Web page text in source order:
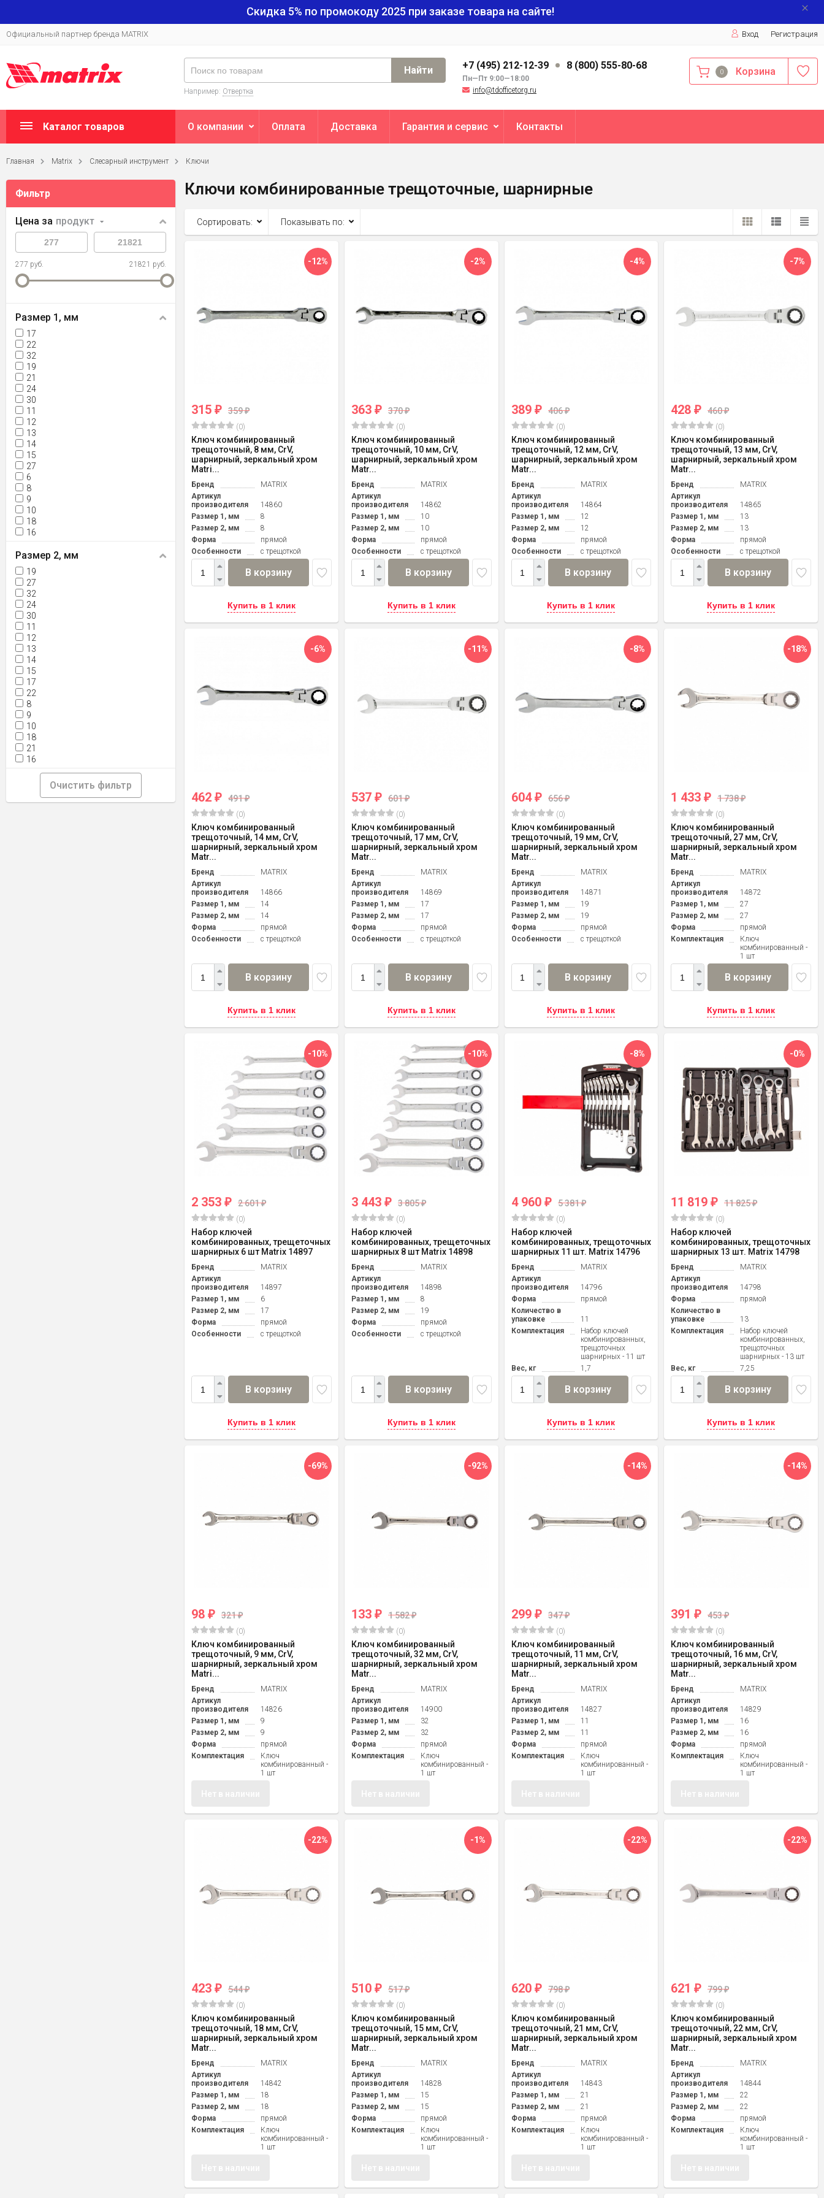
Скидка 5% по промокоду 2025 при заказе товара на сайте!
Официальный партнер бренда MATRIX Вход Регистрация
+7 (495) 212-12-39 8 (800) 555-80-68
Пн—Пт 9:00—18:00
info@tdofficetorg.ru
Найти
Например: Отвертка
0 Корзина
Каталог товаров О компании Оплата Доставка Гарантия и сервис Контакты
Главная Matrix Слесарный инструмент Ключи
Фильтр
Цена за продукт
277 руб. 21821 руб.
Размер 1, мм
17
22
32
19
21
24
30
11
12
13
14
15
27
6
8
9
10
18
16
Размер 2, мм
19
27
32
24
30
11
12
13
14
15
17
22
8
9
10
18
21
16
Очистить фильтр
Ключи комбинированные трещоточные, шарнирные
Сортировать: Показывать по:
-12%
315₽ 359₽
(0)
Ключ комбинированный
трещоточный, 8 мм, CrV,
шарнирный, зеркальный хром
Matri...
Бренд
MATRIX
Артикул
производителя
14860
Размер 1, мм
8
Размер 2, мм
8
Форма
прямой
Особенности
с трещоткой
В корзину
Купить в 1 клик
-2%
363 ₽ 370₽
(0)
Ключ комбинированный
трещоточный, 10 мм, CrV,
шарнирный, зеркальный хром
Matr...
Бренд
MATRIX
Артикул
производителя
14862
Размер 1, мм
10
Размер 2, мм
10
Форма
прямой
Особенности
с трещоткой
В корзину
Купить в 1 клик
-4%
389 ₽ 406₽
(0)
Ключ комбинированный
трещоточный, 12 мм, CrV,
шарнирный, зеркальный хром
Matr...
Бренд
MATRIX
Артикул
производителя
14864
Размер 1, мм
12
Размер 2, мм
12
Форма
прямой
Особенности
с трещоткой
В корзину
Купить в 1 клик
-7%
428₽ 460₽
(0)
Ключ комбинированный
трещоточный, 13 мм, CrV,
шарнирный, зеркальный хром
Matr...
Бренд
MATRIX
Артикул
производителя
14865
Размер 1, мм
13
Размер 2, мм
13
Форма
прямой
Особенности
с трещоткой
В корзину
Купить в 1 клик
-6%
462₽ 491₽
(0)
Ключ комбинированный
трещоточный, 14 мм, CrV,
шарнирный, зеркальный хром
Matr...
Бренд
MATRIX
Артикул
производителя
14866
Размер 1, мм
14
Размер 2, мм
14
Форма
прямой
Особенности
с трещоткой
В корзину
Купить в 1 клик
-11%
537 ₽ 601₽
(0)
Ключ комбинированный
трещоточный, 17 мм, CrV,
шарнирный, зеркальный хром
Matr...
Бренд
MATRIX
Артикул
производителя
14869
Размер 1, мм
17
Размер 2, мм
17
Форма
прямой
Особенности
с трещоткой
В корзину
Купить в 1 клик
-8%
604 ₽ 656₽
(0)
Ключ комбинированный
трещоточный, 19 мм, CrV,
шарнирный, зеркальный хром
Matr...
Бренд
MATRIX
Артикул
производителя
14871
Размер 1, мм
19
Размер 2, мм
19
Форма
прямой
Особенности
с трещоткой
В корзину
Купить в 1 клик
-18%
1 433₽ 1 738₽
(0)
Ключ комбинированный
трещоточный, 27 мм, CrV,
шарнирный, зеркальный хром
Matr...
Бренд
MATRIX
Артикул
производителя
14872
Размер 1, мм
27
Размер 2, мм
27
Форма
прямой
Комплектация
Ключ
комбинированный -
1 шт
В корзину
Купить в 1 клик
-10%
2 353₽ 2 601₽
(0)
Набор ключей
комбинированных, трещеточных
шарнирных 6 шт Matrix 14897
Бренд
MATRIX
Артикул
производителя
14897
Размер 1, мм
6
Размер 2, мм
17
Форма
прямой
Особенности
с трещоткой
В корзину
Купить в 1 клик
-10%
3 443 ₽ 3 805₽
(0)
Набор ключей
комбинированных, трещеточных
шарнирных 8 шт Matrix 14898
Бренд
MATRIX
Артикул
производителя
14898
Размер 1, мм
8
Размер 2, мм
19
Форма
прямой
Особенности
с трещоткой
В корзину
Купить в 1 клик
-8%
4 960 ₽ 5 381₽
(0)
Набор ключей
комбинированных, трещоточных
шарнирных 11 шт. Matrix 14796
Бренд
MATRIX
Артикул
производителя
14796
Форма
прямой
Количество в
упаковке
11
Комплектация
Набор ключей
комбинированных,
трещоточных
шарнирных - 11 шт
Вес, кг
1,7
В корзину
Купить в 1 клик
-0%
11 819₽ 11 825₽
(0)
Набор ключей
комбинированных, трещоточных
шарнирных 13 шт. Matrix 14798
Бренд
MATRIX
Артикул
производителя
14798
Форма
прямой
Количество в
упаковке
13
Комплектация
Набор ключей
комбинированных,
трещоточных
шарнирных - 13 шт
Вес, кг
7,25
В корзину
Купить в 1 клик
-69%
98₽ 321₽
(0)
Ключ комбинированный
трещоточный, 9 мм, CrV,
шарнирный, зеркальный хром
Matri...
Бренд
MATRIX
Артикул
производителя
14826
Размер 1, мм
9
Размер 2, мм
9
Форма
прямой
Комплектация
Ключ
комбинированный -
1 шт
-92%
133 ₽ 1 582₽
(0)
Ключ комбинированный
трещоточный, 32 мм, CrV,
шарнирный, зеркальный хром
Matr...
Бренд
MATRIX
Артикул
производителя
14900
Размер 1, мм
32
Размер 2, мм
32
Форма
прямой
Комплектация
Ключ
комбинированный -
1 шт
-14%
299 ₽ 347₽
(0)
Ключ комбинированный
трещоточный, 11 мм, CrV,
шарнирный, зеркальный хром
Matr...
Бренд
MATRIX
Артикул
производителя
14827
Размер 1, мм
11
Размер 2, мм
11
Форма
прямой
Комплектация
Ключ
комбинированный -
1 шт
-14%
391₽ 453₽
(0)
Ключ комбинированный
трещоточный, 16 мм, CrV,
шарнирный, зеркальный хром
Matr...
Бренд
MATRIX
Артикул
производителя
14829
Размер 1, мм
16
Размер 2, мм
16
Форма
прямой
Комплектация
Ключ
комбинированный -
1 шт
-22%
423₽ 544₽
(0)
Ключ комбинированный
трещоточный, 18 мм, CrV,
шарнирный, зеркальный хром
Matr...
Бренд
MATRIX
Артикул
производителя
14842
Размер 1, мм
18
Размер 2, мм
18
Форма
прямой
Комплектация
Ключ
комбинированный -
1 шт
-1%
510 ₽ 517₽
(0)
Ключ комбинированный
трещоточный, 15 мм, CrV,
шарнирный, зеркальный хром
Matr...
Бренд
MATRIX
Артикул
производителя
14828
Размер 1, мм
15
Размер 2, мм
15
Форма
прямой
Комплектация
Ключ
комбинированный -
1 шт
-22%
620 ₽ 798₽
(0)
Ключ комбинированный
трещоточный, 21 мм, CrV,
шарнирный, зеркальный хром
Matr...
Бренд
MATRIX
Артикул
производителя
14843
Размер 1, мм
21
Размер 2, мм
21
Форма
прямой
Комплектация
Ключ
комбинированный -
1 шт
-22%
621₽ 799₽
(0)
Ключ комбинированный
трещоточный, 22 мм, CrV,
шарнирный, зеркальный хром
Matr...
Бренд
MATRIX
Артикул
производителя
14844
Размер 1, мм
22
Размер 2, мм
22
Форма
прямой
Комплектация
Ключ
комбинированный -
1 шт